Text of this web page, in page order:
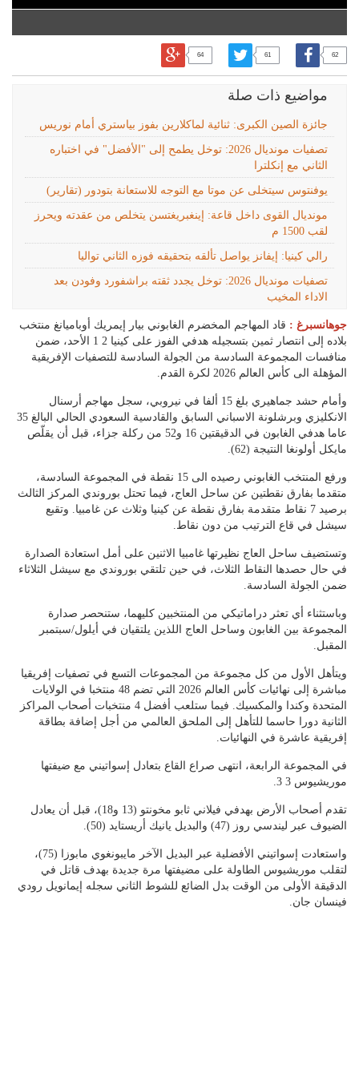
62
61
64
مواضيع ذات صلة
جائزة الصين الكبرى: ثنائية لماكلارين بفوز بياستري أمام نوريس
تصفيات مونديال 2026: توخل يطمح إلى "الأفضل" في اختباره
الثاني مع إنكلترا
يوفنتوس سيتخلى عن موتا مع التوجه للاستعانة بتودور (تقارير)
مونديال القوى داخل قاعة: إينغبريغتسن يتخلص من عقدته ويحرز
لقب 1500 م
رالي كينيا: إيفانز يواصل تألقه بتحقيقه فوزه الثاني تواليا
تصفيات مونديال 2026: توخل يجدد ثقته براشفورد وفودن بعد
الاداء المخيب
جوهانسبرغ : قاد المهاجم المخضرم الغابوني بيار إيمريك أوباميانغ منتخب
بلاده إلى انتصار ثمين بتسجيله هدفي الفوز على كينيا 2 1 الأحد، ضمن
منافسات المجموعة السادسة من الجولة السادسة للتصفيات الإفريقية
المؤهلة الى كأس العالم 2026 لكرة القدم.
وأمام حشد جماهيري بلغ 15 ألفا في نيروبي، سجل مهاجم أرسنال
الانكليزي وبرشلونة الاسباني السابق والقادسية السعودي الحالي البالغ 35
عاما هدفي الغابون في الدقيقتين 16 و52 من ركلة جزاء، قبل أن يقلّص
مايكل أولونغا النتيجة (62).
ورفع المنتخب الغابوني رصيده الى 15 نقطة في المجموعة السادسة،
متقدما بفارق نقطتين عن ساحل العاج، فيما تحتل بوروندي المركز الثالث
برصيد 7 نقاط متقدمة بفارق نقطة عن كينيا وثلاث عن غامبيا. وتقبع
سيشل في قاع الترتيب من دون نقاط.
وتستضيف ساحل العاج نظيرتها غامبيا الاثنين على أمل استعادة الصدارة
في حال حصدها النقاط الثلاث، في حين تلتقي بوروندي مع سيشل الثلاثاء
ضمن الجولة السادسة.
وباستثناء أي تعثر دراماتيكي من المنتخبين كليهما، ستنحصر صدارة
المجموعة بين الغابون وساحل العاج اللذين يلتقيان في أيلول/سبتمبر
المقبل.
ويتأهل الأول من كل مجموعة من المجموعات التسع في تصفيات إفريقيا
مباشرة إلى نهائيات كأس العالم 2026 التي تضم 48 منتخبا في الولايات
المتحدة وكندا والمكسيك. فيما ستلعب أفضل 4 منتخبات أصحاب المراكز
الثانية دورا حاسما للتأهل إلى الملحق العالمي من أجل إضافة بطاقة
إفريقية عاشرة في النهائيات.
في المجموعة الرابعة، انتهى صراع القاع بتعادل إسواتيني مع ضيفتها
موريشيوس 3 3.
تقدم أصحاب الأرض بهدفي فيلاني ثابو مخونتو (13 و18)، قبل أن يعادل
الضيوف عبر ليندسي روز (47) والبديل يانيك أريستايد (50).
واستعادت إسواتيني الأفضلية عبر البديل الآخر مايبونغوي مابوزا (75)،
لتقلب موريشيوس الطاولة على مضيفتها مرة جديدة بهدف قاتل في
الدقيقة الأولى من الوقت بدل الضائع للشوط الثاني سجله إيمانويل رودي
فينسان جان.